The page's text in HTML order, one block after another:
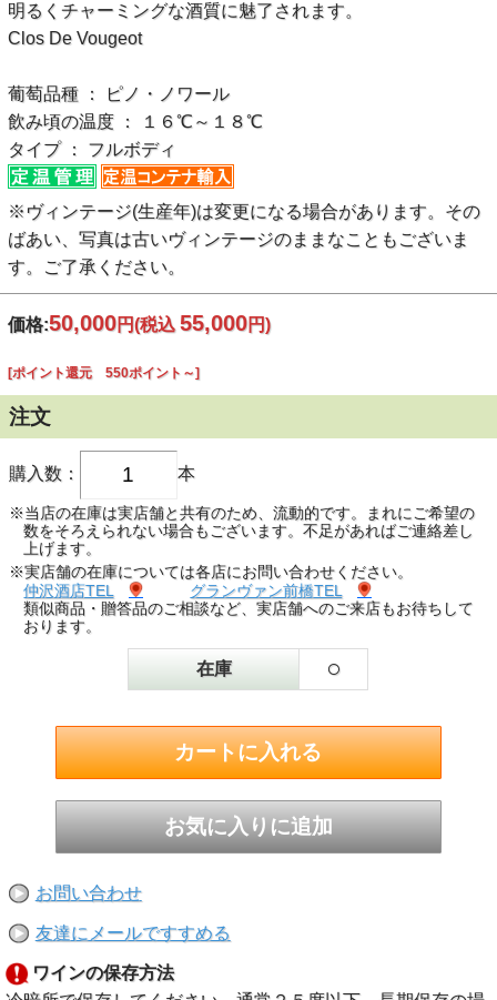
明るくチャーミングな酒質に魅了されます。
Clos De Vougeot
葡萄品種 ： ピノ・ノワール
飲み頃の温度 ： １６℃～１８℃
タイプ ： フルボディ
※ヴィンテージ(生産年)は変更になる場合があります。その
ばあい、写真は古いヴィンテージのままなこともございま
す。ご了承ください。
価格:50,000円(税込 55,000円)
[ポイント還元 550ポイント～]
注文
購入数： 本
※当店の在庫は実店舗と共有のため、流動的です。まれにご希望の
数をそろえられない場合もございます。不足があればご連絡差し
上げます。
※実店舗の在庫については各店にお問い合わせください。
仲沢酒店TEL
グランヴァン前橋TEL
類似商品・贈答品のご相談など、実店舗へのご来店もお待ちして
おります。
在庫 ○
お問い合わせ
友達にメールですすめる
ワインの保存方法